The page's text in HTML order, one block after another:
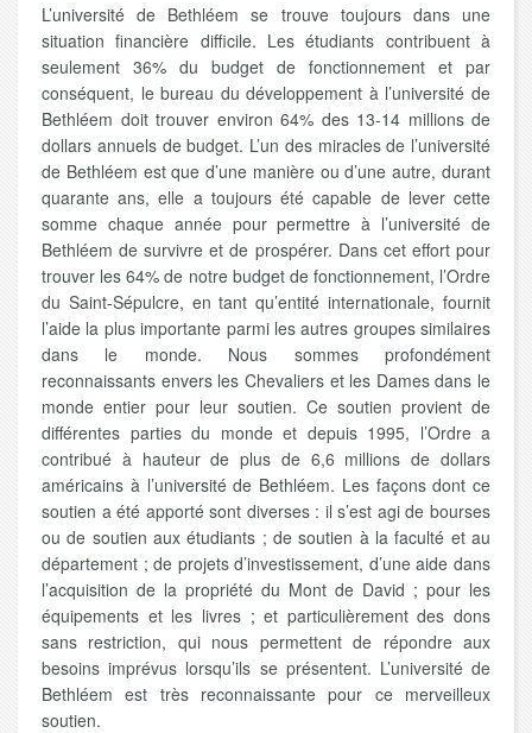
L’université de Bethléem se trouve toujours dans une
situation financière difficile. Les étudiants contribuent à
seulement 36% du budget de fonctionnement et par
conséquent, le bureau du développement à l’université de
Bethléem doit trouver environ 64% des 13-14 millions de
dollars annuels de budget. L’un des miracles de l’université
de Bethléem est que d’une manière ou d’une autre, durant
quarante ans, elle a toujours été capable de lever cette
somme chaque année pour permettre à l’université de
Bethléem de survivre et de prospérer. Dans cet effort pour
trouver les 64% de notre budget de fonctionnement, l’Ordre
du Saint-Sépulcre, en tant qu’entité internationale, fournit
l’aide la plus importante parmi les autres groupes similaires
dans le monde. Nous sommes profondément
reconnaissants envers les Chevaliers et les Dames dans le
monde entier pour leur soutien. Ce soutien provient de
différentes parties du monde et depuis 1995, l’Ordre a
contribué à hauteur de plus de 6,6 millions de dollars
américains à l’université de Bethléem. Les façons dont ce
soutien a été apporté sont diverses : il s’est agi de bourses
ou de soutien aux étudiants ; de soutien à la faculté et au
département ; de projets d’investissement, d’une aide dans
l’acquisition de la propriété du Mont de David ; pour les
équipements et les livres ; et particulièrement des dons
sans restriction, qui nous permettent de répondre aux
besoins imprévus lorsqu’ils se présentent. L’université de
Bethléem est très reconnaissante pour ce merveilleux
soutien.